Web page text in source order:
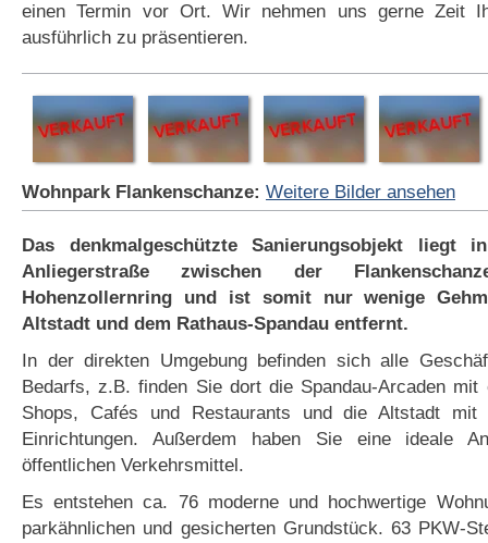
einen Termin vor Ort. Wir nehmen uns gerne Zeit
ausführlich zu präsentieren.
Wohnpark Flankenschanze: Weitere Bilder ansehen
Das denkmalgeschützte Sanierungsobjekt liegt
Anliegerstraße zwischen der
Hohenzollernring und ist somit nur wenige
Altstadt und dem Rathaus-Spandau entfernt.
In der direkten Umgebung befinden sich alle
Bedarfs, z.B. finden Sie dort die Spandau-Arcaden mit
Shops, Cafés und Restaurants und die Altstadt mit
Einrichtungen. Außerdem haben Sie eine ideale
öffentlichen Verkehrsmittel.
Es entstehen ca. 76 moderne und hochwertige
parkähnlichen und gesicherten Grundstück. 63 PKW-